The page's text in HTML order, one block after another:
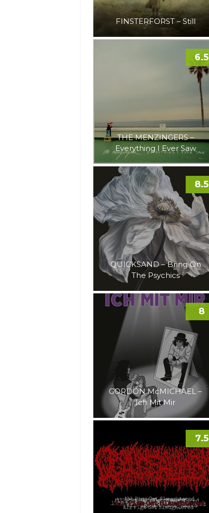
FINSTERFORST – Still
THE MENZINGERS –
Everything I Ever Saw
6.5
QUICKSAND – Bring On
The Psychics
8.5
GORDON McMICHAEL –
Ich Mit Mir
8
7.5